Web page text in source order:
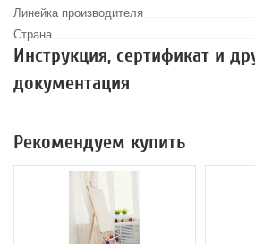
Линейка производителя
Страна
Инструкция, сертификат и
документация
Рекомендуем купить